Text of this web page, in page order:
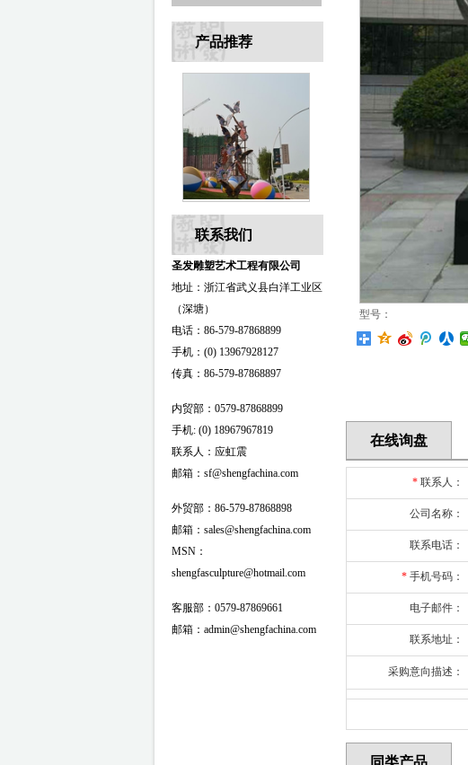
产品推荐
联系我们
圣发雕塑艺术工程有限公司
地址：浙江省武义县白洋工业区
（深塘）
电话：86-579-87868899
手机：(0) 13967928127
传真：86-579-87868897
内贸部：0579-87868899
手机: (0) 18967967819
联系人：应虹震
邮箱：sf@shengfachina.com
外贸部：86-579-87868898
邮箱：sales@shengfachina.com
MSN：
shengfasculpture@hotmail.com
客服部：0579-87869661
邮箱：admin@shengfachina.com
型号：
在线询盘
* 联系人：
公司名称：
联系电话：
* 手机号码：
电子邮件：
联系地址：
采购意向描述：
同类产品